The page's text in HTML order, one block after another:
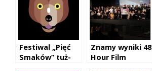
Festiwal „Pięć
Smaków” tuż-
Znamy wyniki 48
Hour Film